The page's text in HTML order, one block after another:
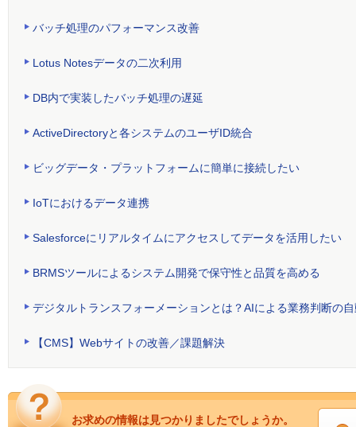
バッチ処理のパフォーマンス改善
Lotus Notesデータの二次利用
DB内で実装したバッチ処理の遅延
ActiveDirectoryと各システムのユーザID統合
ビッグデータ・プラットフォームに簡単に接続したい
IoTにおけるデータ連携
Salesforceにリアルタイムにアクセスしてデータを活用したい
BRMSツールによるシステム開発で保守性と品質を高める
デジタルトランスフォーメーションとは？AIによる業務判断の
【CMS】Webサイトの改善／課題解決
お求めの情報は見つかりましたでしょうか。